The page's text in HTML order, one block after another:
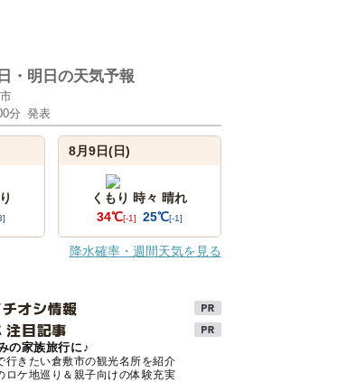
・明日の天気予報
分 発表
8月9日(日)
くもり 時々 晴れ
34℃[-1] 25℃[-1]
降水確率・週間天気を見る
オシ情報
注目記事
の家族旅行に♪
行きたい倉敷市の観光名所を紹介
ロケ地巡り＆親子向けの体験充実